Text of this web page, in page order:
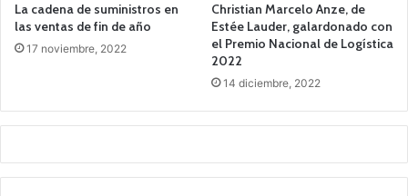
La cadena de suministros en
las ventas de fin de año
17 noviembre, 2022
Christian Marcelo Anze, de
Estée Lauder, galardonado con
el Premio Nacional de Logística
2022
14 diciembre, 2022